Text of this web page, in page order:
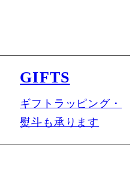
GIFTS
ギフトラッピング・
熨斗も承ります